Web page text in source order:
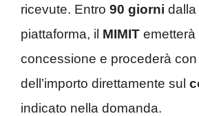
ricevute. Entro 90 giorni dalla
piattaforma, il MIMIT emetterà
concessione e procederà con
dell’importo direttamente sul
indicato nella domanda.